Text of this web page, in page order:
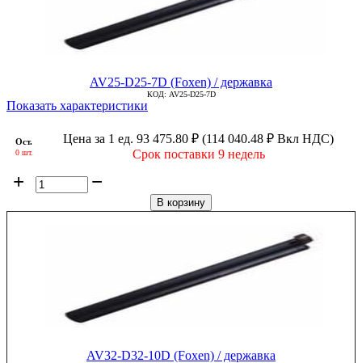
AV25-D25-7D (Foxen) / державка
КОД: AV25-D25-7D
Показать характеристики
Ост.
0 шт.
Цена за 1 ед. 93 475.80 ₽ (114 040.48 ₽ Вкл НДС)
Срок поставки 9 недель
+ −
В корзину
AV32-D32-10D (Foxen) / державка